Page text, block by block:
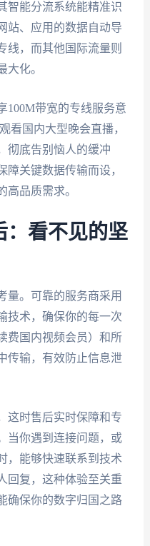
智能分流系统能精准识
站、应用的数据自动导
线，而其他国际流量则
大化。
100M带宽的专线服务意
看国内大型晚会直播，
彻底告别恼人的缓冲
障关键数据传输而设，
高品质需求。
：看不见的坚
量。可靠的服务商采用
技术，确保你的每一次
费国内视频会员）和所
传输，有效防止信息泄
这时售后实时保障和专
当你遇到连接问题，或
，能够快速联系到技术
回复，这种体验至关重
确保你的数字归国之路